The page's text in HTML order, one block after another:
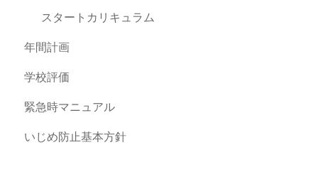
スタートカリキュラム
年間計画
学校評価
緊急時マニュアル
いじめ防止基本方針